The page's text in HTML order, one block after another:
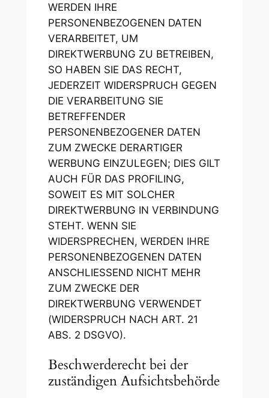
WERDEN IHRE
PERSONENBEZOGENEN DATEN
VERARBEITET, UM
DIREKTWERBUNG ZU BETREIBEN,
SO HABEN SIE DAS RECHT,
JEDERZEIT WIDERSPRUCH GEGEN
DIE VERARBEITUNG SIE
BETREFFENDER
PERSONENBEZOGENER DATEN
ZUM ZWECKE DERARTIGER
WERBUNG EINZULEGEN; DIES GILT
AUCH FÜR DAS PROFILING,
SOWEIT ES MIT SOLCHER
DIREKTWERBUNG IN VERBINDUNG
STEHT. WENN SIE
WIDERSPRECHEN, WERDEN IHRE
PERSONENBEZOGENEN DATEN
ANSCHLIESSEND NICHT MEHR
ZUM ZWECKE DER
DIREKTWERBUNG VERWENDET
(WIDERSPRUCH NACH ART. 21
ABS. 2 DSGVO).
Beschwerde­recht bei der
zuständigen Aufsichts­behörde